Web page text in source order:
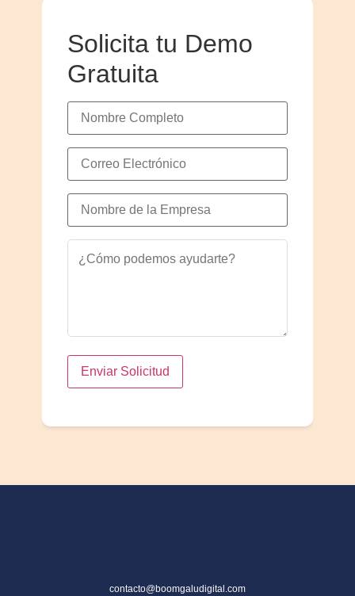
Solicita tu Demo
Gratuita
Enviar Solicitud
contacto@boomgaludigital.com